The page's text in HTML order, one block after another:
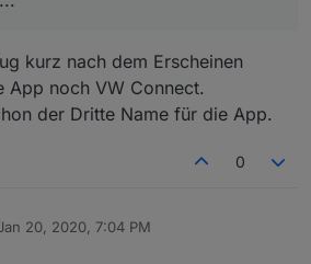
kurz nach dem Erscheinen
App noch VW Connect.
der Dritte Name für die App.
0
20, 2020, 7:04 PM
by